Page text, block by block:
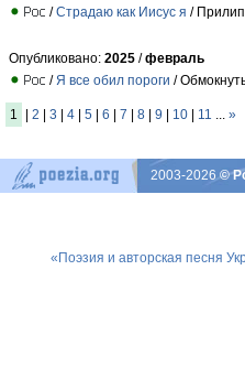
/Страдаю как Иисус я /
Опубликовано: 2025 /февраль
/ Я все обил пороги /
1 | 2 | 3 | 4 | 5 | 6 | 7 | 8 | 9 | 10 | 11 »
2003-2026©
«Поэзия и авторская песня